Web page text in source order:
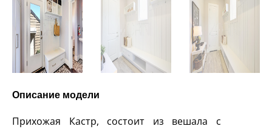
Описание модели
Прихожая Кастр, состоит из вешала с